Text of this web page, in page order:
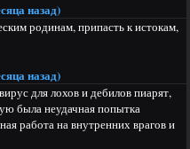
назад)
родинам, припасть к истокам,
назад)
для лохов и дебилов пиарят,
была неудачная попытка
работа на внутренних врагов и